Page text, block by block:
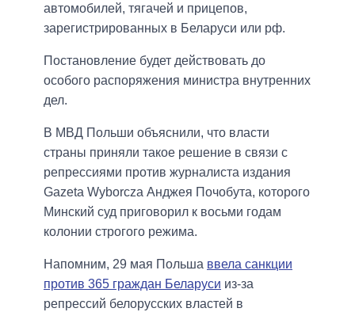
автомобилей, тягачей и прицепов,
зарегистрированных в Беларуси или рф.
Постановление будет действовать до
особого распоряжения министра внутренних
дел.
В МВД Польши объяснили, что власти
страны приняли такое решение в связи с
репрессиями против журналиста издания
Gazeta Wyborcza Анджея Почобута, которого
Минский суд приговорил к восьми годам
колонии строгого режима.
Напомним, 29 мая Польша ввела санкции
против 365 граждан Беларуси из-за
репрессий белорусских властей в